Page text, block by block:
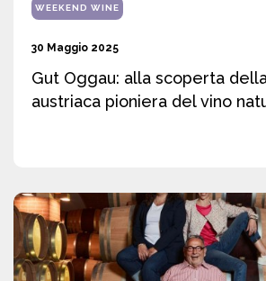
WEEKEND WINE
30 Maggio 2025
Gut Oggau: alla scoperta
austriaca pioniera del vino